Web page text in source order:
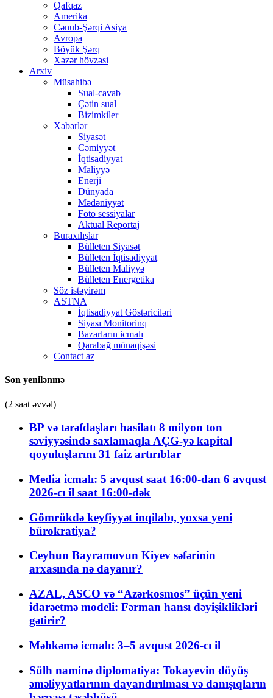
Qafqaz
Amerika
Cənub-Şərqi Asiya
Avropa
Böyük Şərq
Xəzər hövzəsi
Arxiv
Müsahibə
Sual-cavab
Çətin sual
Bizimkiler
Xəbərlər
Siyasət
Cəmiyyət
İqtisadiyyat
Maliyyə
Enerji
Dünyada
Mədəniyyət
Foto sessiyalar
Aktual Reportaj
Buraxılışlar
Bülleten Siyasət
Bülleten İqtisadiyyat
Bülleten Maliyyə
Bülleten Energetika
Söz istəyirəm
ASTNA
İqtisadiyyat Göstəriciləri
Siyası Monitorinq
Bazarların icmalı
Qarabağ münaqişəsi
Contact az
Son yenilənmə
(2 saat əvvəl)
BP və tərəfdaşları hasilatı 8 milyon ton
səviyyəsində saxlamaqla AÇG-yə kapital
qoyuluşlarını 31 faiz artırıblar
Media icmalı: 5 avqust saat 16:00-dan 6 avqust
2026-cı il saat 16:00-dək
Gömrükdə keyfiyyət inqilabı, yoxsa yeni
bürokratiya?
Ceyhun Bayramovun Kiyev səfərinin
arxasında nə dayanır?
AZAL, ASCO və “Azərkosmos” üçün yeni
idarəetmə modeli: Fərman hansı dəyişiklikləri
gətirir?
Məhkəmə icmalı: 3–5 avqust 2026-cı il
Sülh naminə diplomatiya: Tokayevin döyüş
əməliyyatlarının dayandırılması və danışıqların